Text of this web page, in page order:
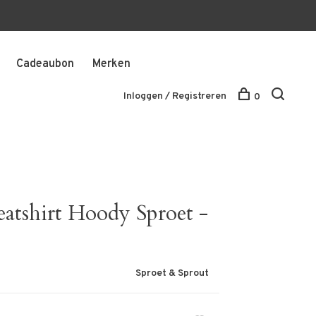
Cadeaubon Merken
Inloggen / Registreren 0
Hoody Sproet -
Sproet & Sprout